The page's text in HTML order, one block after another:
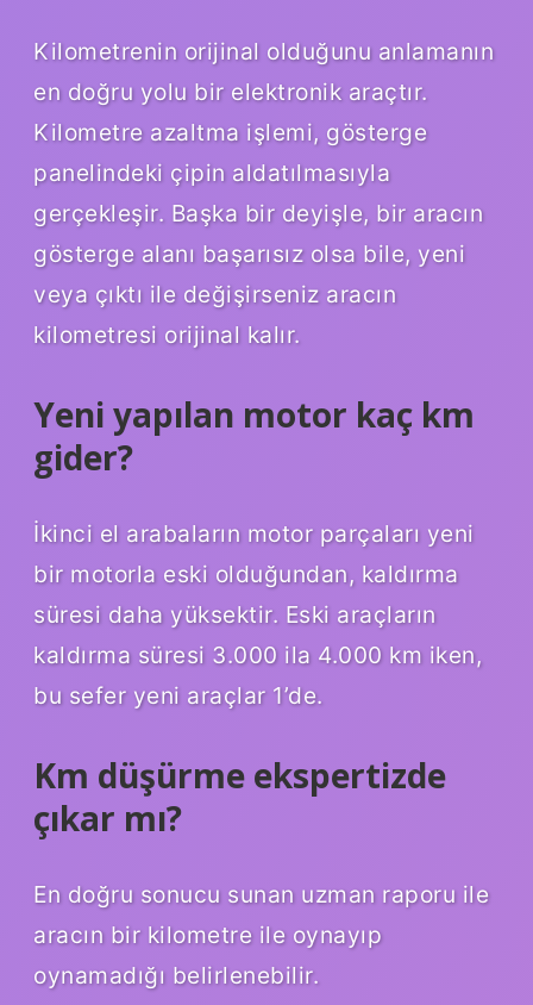
Kilometrenin orijinal olduğunu anlamanın
en doğru yolu bir elektronik araçtır.
Kilometre azaltma işlemi, gösterge
panelindeki çipin aldatılmasıyla
gerçekleşir. Başka bir deyişle, bir aracın
gösterge alanı başarısız olsa bile, yeni
veya çıktı ile değişirseniz aracın
kilometresi orijinal kalır.
Yeni yapılan motor kaç km
gider?
İkinci el arabaların motor parçaları yeni
bir motorla eski olduğundan, kaldırma
süresi daha yüksektir. Eski araçların
kaldırma süresi 3.000 ila 4.000 km iken,
bu sefer yeni araçlar 1’de.
Km düşürme ekspertizde
çıkar mı?
En doğru sonucu sunan uzman raporu ile
aracın bir kilometre ile oynayıp
oynamadığı belirlenebilir.